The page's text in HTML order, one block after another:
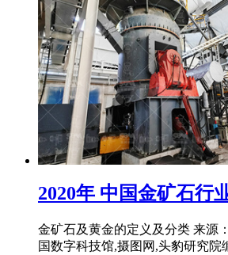
2020年 中国金矿石行
金矿石及黄金的定义及分类 来源
国数字科技馆,摄图网,头豹研究院